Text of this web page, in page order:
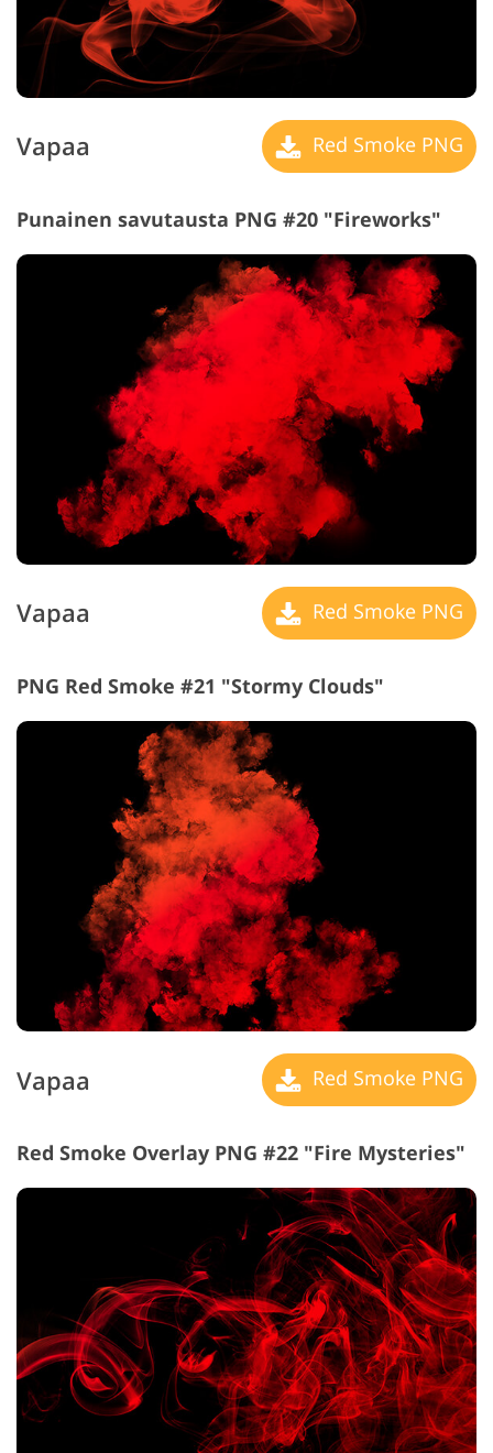
Vapaa Red Smoke PNG
Punainen savutausta PNG #20 "Fireworks"
Vapaa Red Smoke PNG
PNG Red Smoke #21 "Stormy Clouds"
Vapaa Red Smoke PNG
Red Smoke Overlay PNG #22 "Fire Mysteries"